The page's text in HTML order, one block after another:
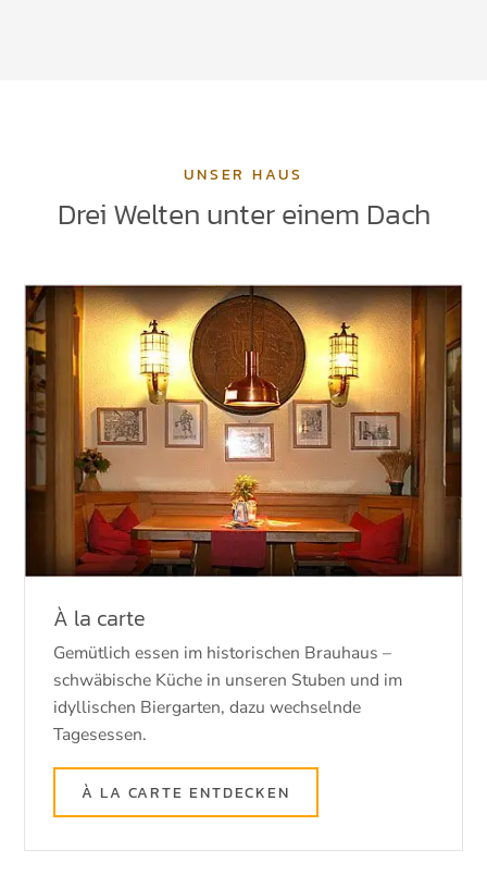
UNSER HAUS
Drei Welten unter einem Dach
À la carte
Gemütlich essen im historischen Brauhaus –
schwäbische Küche in unseren Stuben und im
idyllischen Biergarten, dazu wechselnde
Tagesessen.
À LA CARTE ENTDECKEN